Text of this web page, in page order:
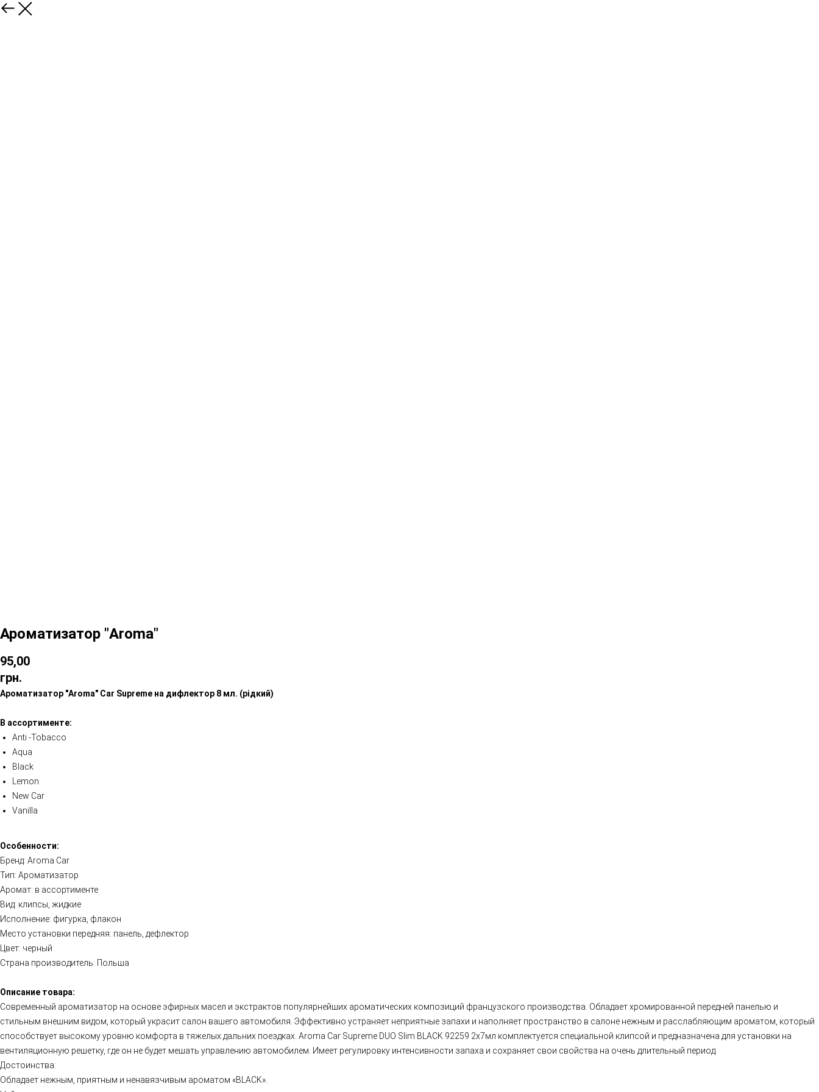
Ароматизатор "Aroma"
95,00
грн.
Ароматизатор "Aroma" Car Supreme на дифлектор 8 мл. (рідкий)
В ассортименте:
Anti -Tobacco
Aqua
Black
Lemon
New Car
Vanilla
Особенности:
Бренд: Aroma Car
Тип: Ароматизатор
Аромат: в ассортименте
Вид: клипсы, жидкие
Исполнение: фигурка, флакон
Место установки передняя: панель, дефлектор
Цвет: черный
Страна производитель: Польша
Описание товара:
Современный ароматизатор на основе эфирных масел и экстрактов популярнейших ароматических композиций французского производства. Обладает хромированной передней панелью и
стильным внешним видом, который украсит салон вашего автомобиля. Эффективно устраняет неприятные запахи и наполняет пространство в салоне нежным и расслабляющим ароматом, который
способствует высокому уровню комфорта в тяжелых дальних поездках. Aroma Car Supreme DUO Slim BLACK 92259 2x7мл комплектуется специальной клипсой и предназначена для установки на
вентиляционную решетку, где он не будет мешать управлению автомобилем. Имеет регулировку интенсивности запаха и сохраняет свои свойства на очень длительный период.
Достоинства:
Обладает нежным, приятным и ненавязчивым ароматом «BLACK».